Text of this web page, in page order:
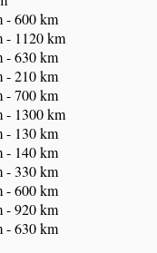
- 600 km
- 1120 km
- 630 km
- 210 km
- 700 km
- 1300 km
- 130 km
- 140 km
- 330 km
- 600 km
- 920 km
- 630 km